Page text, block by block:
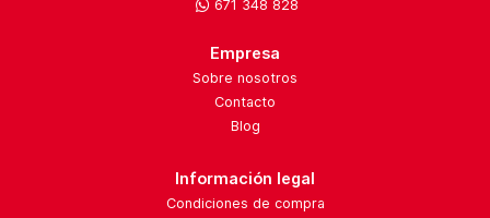
671 348 828
Empresa
Sobre nosotros
Contacto
Blog
Información legal
Condiciones de compra